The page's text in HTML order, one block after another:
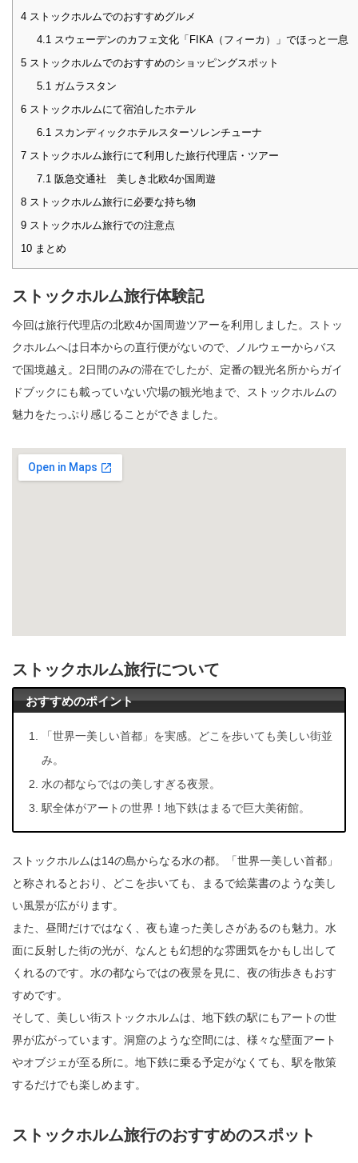
4 ストックホルムでのおすすめグルメ
4.1 スウェーデンのカフェ文化「FIKA（フィーカ）」でほっと一息
5 ストックホルムでのおすすめのショッピングスポット
5.1 ガムラスタン
6 ストックホルムにて宿泊したホテル
6.1 スカンディックホテルスターソレンチューナ
7 ストックホルム旅行にて利用した旅行代理店・ツアー
7.1 阪急交通社 美しき北欧4か国周遊
8 ストックホルム旅行に必要な持ち物
9 ストックホルム旅行での注意点
10 まとめ
ストックホルム旅行体験記
今回は旅行代理店の北欧4か国周遊ツアーを利用しました。ストッ
クホルムへは日本からの直行便がないので、ノルウェーからバス
で国境越え。2日間のみの滞在でしたが、定番の観光名所からガイ
ドブックにも載っていない穴場の観光地まで、ストックホルムの
魅力をたっぷり感じることができました。
ストックホルム旅行について
おすすめのポイント
「世界一美しい首都」を実感。どこを歩いても美しい街並
み。
水の都ならではの美しすぎる夜景。
駅全体がアートの世界！地下鉄はまるで巨大美術館。
ストックホルムは14の島からなる水の都。「世界一美しい首都」
と称されるとおり、どこを歩いても、まるで絵葉書のような美し
い風景が広がります。
また、昼間だけではなく、夜も違った美しさがあるのも魅力。水
面に反射した街の光が、なんとも幻想的な雰囲気をかもし出して
くれるのです。水の都ならではの夜景を見に、夜の街歩きもおす
すめです。
そして、美しい街ストックホルムは、地下鉄の駅にもアートの世
界が広がっています。洞窟のような空間には、様々な壁面アート
やオブジェが至る所に。地下鉄に乗る予定がなくても、駅を散策
するだけでも楽しめます。
ストックホルム旅行のおすすめのスポット